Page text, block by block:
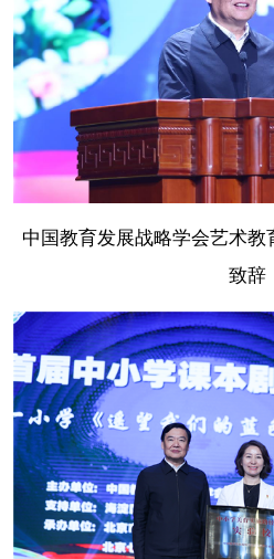
中国教育发展战略学会艺术
致辞